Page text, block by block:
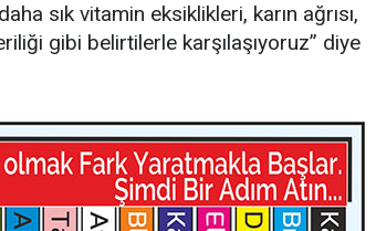
sık vitamin eksiklikleri, karın ağrısı,
gibi belirtilerle karşılaşıyoruz” diye